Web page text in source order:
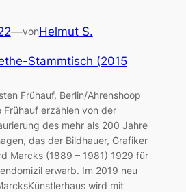
—vonHelmut S.
Stammtisch (2015
Frühauf, Berlin/Ahrenshoop
Frühauf erzählen von der
des mehr als 200 Jahre
das der Bildhauer, Grafiker
Marcks (1889 – 1981) 1929 für
erwarb. Im 2019 neu
wird mit